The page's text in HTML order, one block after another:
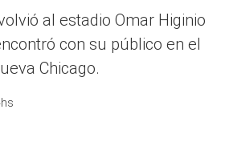
al estadio Omar Higinio
con su público en el
Chicago.